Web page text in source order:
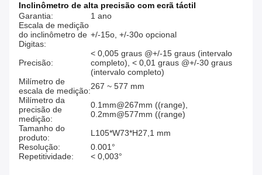
Inclinômetro de alta precisão com ecrã táctil
Garantia:
1 ano
Escala de medição
do inclinômetro de
Digitas:
+/-15o, +/-30o opcional
Precisão:
< 0,005 graus @+/-15 graus (intervalo
completo), < 0,01 graus @+/-30 graus
(intervalo completo)
Milímetro de
escala de medição:267 ~ 577 mm
Milímetro da
precisão de
medição:
0.1mm@267mm ((range),
0.2mm@577mm ((range)
Tamanho do
produto:
L105*W73*H27,1 mm
Resolução:
0.001°
Repetitividade:
< 0,003°